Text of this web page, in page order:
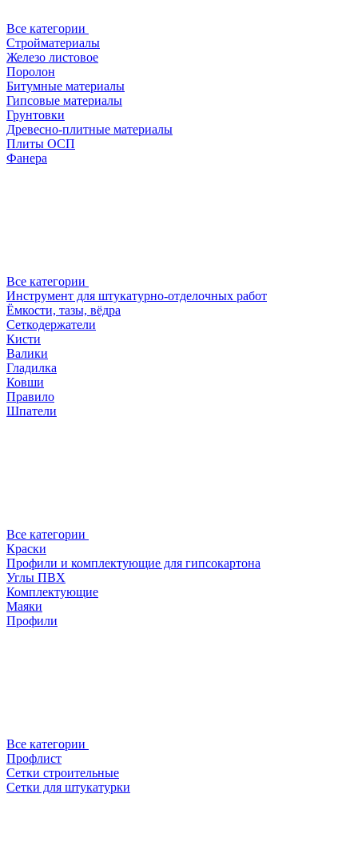
Все категории
Стройматериалы
Железо листовое
Поролон
Битумные материалы
Гипсовые материалы
Грунтовки
Древесно-плитные материалы
Плиты ОСП
Фанера
Все категории
Инструмент для штукатурно-отделочных работ
Ёмкости, тазы, вёдра
Сеткодержатели
Кисти
Валики
Гладилка
Ковши
Правило
Шпатели
Все категории
Краски
Профили и комплектующие для гипсокартона
Углы ПВХ
Комплектующие
Маяки
Профили
Все категории
Профлист
Сетки строительные
Сетки для штукатурки